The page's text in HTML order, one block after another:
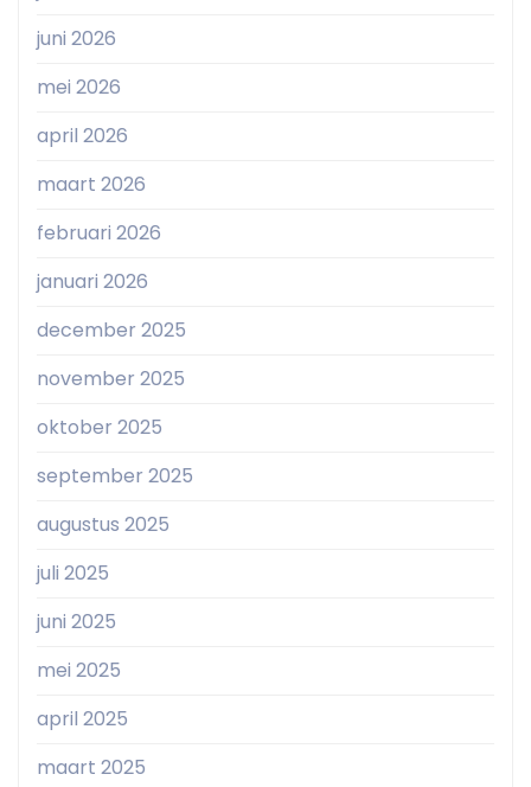
juni 2026
mei 2026
april 2026
maart 2026
februari 2026
januari 2026
december 2025
november 2025
oktober 2025
september 2025
augustus 2025
juli 2025
juni 2025
mei 2025
april 2025
maart 2025